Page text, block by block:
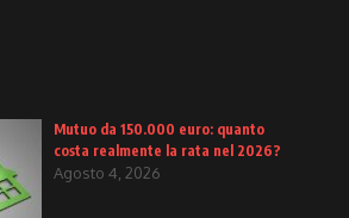
Mutuo da 150.000 euro: quanto
costa realmente la rata nel 2026?
Agosto 4, 2026